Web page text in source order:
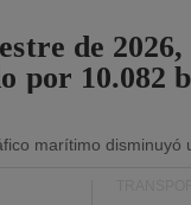
de
por 10.082
marítimo disminuyó